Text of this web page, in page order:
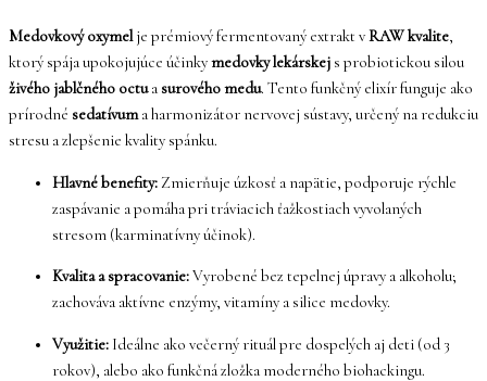
Medovkový oxymelje prémiový fermentovaný extrakt vRAW kvalite,
ktorý spája upokojujúce účinkymedovky lekárskej s probiotickou silou
živého jablčného octua surového medu. Tento funkčný elixír funguje ako
prírodné sedatívuma harmonizátor nervovej sústavy, určený na redukciu
stresu a zlepšenie kvality spánku.
Hlavné benefity: Zmierňuje úzkosť a napätie, podporuje rýchle
zaspávanie a pomáha pri tráviacich ťažkostiach vyvolaných
stresom (karminatívny účinok).
Kvalita a spracovanie:Vyrobené bez tepelnej úpravy a alkoholu;
zachováva aktívne enzýmy, vitamíny a silice medovky.
Využitie: Ideálne ako večerný rituál pre dospelých aj deti (od 3
rokov), alebo ako funkčná zložka moderného biohackingu.